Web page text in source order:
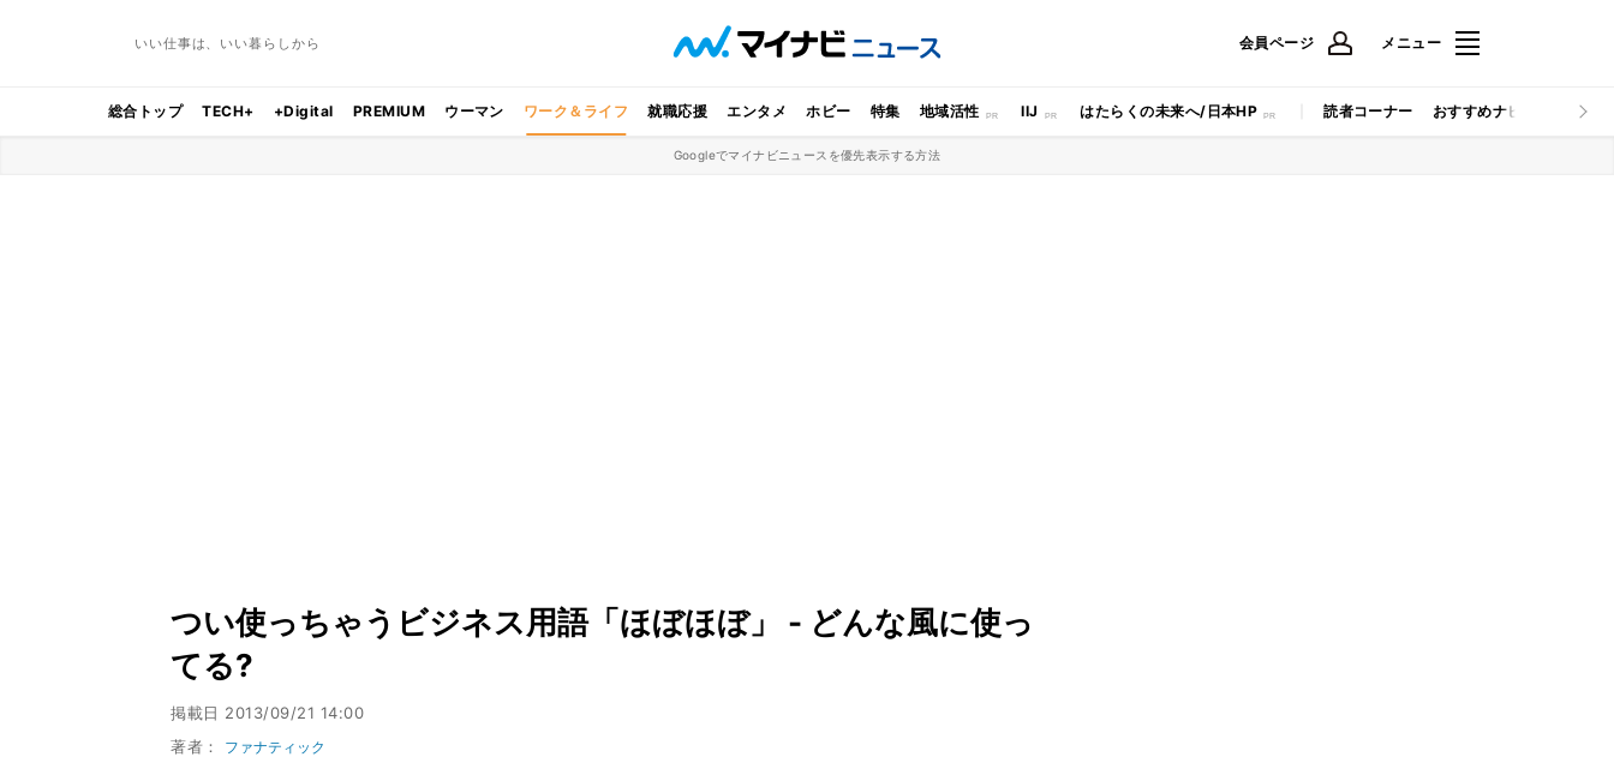
いい仕事は、いい暮らしから 会員ページ メニュー
総合トップ TECH+ +Digital PREMIUM ウーマン ワーク＆ライフ 就職応援 エンタメ ホビー 特集 地域活性 IIJ はたらくの未来へ/日本HP 読者コーナー おすすめナビ マイナビ
Googleでマイナビニュースを優先表示する方法
つい使っちゃうビジネス用語「ほぼほぼ」 - どんな風に使っ
てる?
掲載日 2013/09/21 14:00
著者： ファナティック